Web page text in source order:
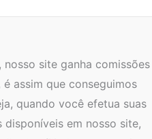
site ganha comissões
assim que conseguimos
quando você efetua suas
em nosso site,